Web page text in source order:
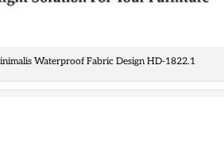
Waterproof Fabric Design HD-1822.1